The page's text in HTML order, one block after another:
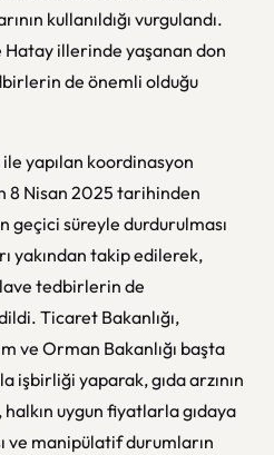
kullanıldığı vurgulandı.
illerinde yaşanan don
de önemli olduğu
ile yapılan koordinasyon
8 Nisan 2025 tarihinden
geçici süreyle durdurulması
yakından takip edilerek,
tedbirlerin de
Ticaret Bakanlığı,
ve Orman Bakanlığı başta
işbirliği yaparak, gıda arzının
uygun fiyatlarla gıdaya
ve manipülatif durumların